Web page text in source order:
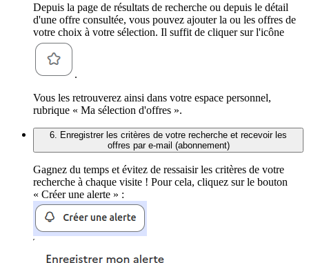
Depuis la page de résultats de recherche ou depuis le détail
d'une offre consultée, vous pouvez ajouter la ou les offres de
votre choix à votre sélection. Il suffit de cliquer sur l'icône
.
Vous les retrouverez ainsi dans votre espace personnel,
rubrique « Ma sélection d'offres ».
6. Enregistrer les critères de votre recherche et recevoir les
offres par e-mail (abonnement)
Gagnez du temps et évitez de ressaisir les critères de votre
recherche à chaque visite ! Pour cela, cliquez sur le bouton
« Créer une alerte » :